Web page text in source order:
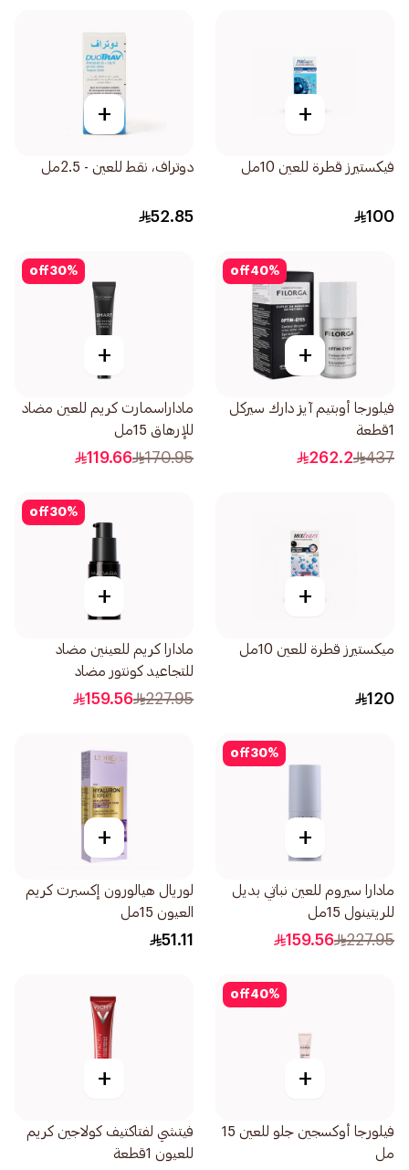
+
فيكستيرز قطرة للعين 10مل
100
+
دوتراف، نقط للعين - 2.5مل
52.85
40%
off
+
فيلورجا أوبتيم آيز دارك سيركل
1قطعة
437
262.2
30%
off
+
ماداراسمارت كريم للعين مضاد
للإرهاق 15مل
170.95
119.66
+
ميكستيرز قطرة للعين 10مل
120
30%
off
+
مادارا كريم للعينين مضاد
للتجاعيد كونتور مضاد
للشيخوخة 15مل
227.95
159.56
30%
off
+
مادارا سيروم للعين نباتي بديل
للريتينول 15مل
227.95
159.56
+
لوريال هيالورون إكسبرت كريم
العيون 15مل
51.11
40%
off
+
فيلورجا أوكسجين جلو للعين 15
مل
+
فيتشي لفتاكتيف كولاجين كريم
للعيون 1قطعة